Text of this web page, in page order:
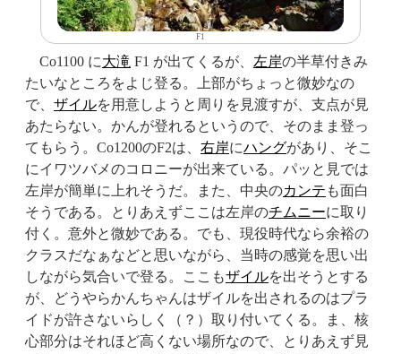
F1
Co1100 に大滝 F1 が出てくるが、 左岸の半草付きみ
たいなところをよじ登る。上部がちょっと微妙なの
で、 ザイルを用意しようと周りを見渡すが、支点が見
あたらない。かんが登れるというので、そのまま登っ
てもらう。Co1200のF2は、 右岸にハングがあり、そこ
にイワツバメのコロニーが出来ている。パッと見では
左岸が簡単に上れそうだ。また、中央のカンテ も面白
そうである。とりあえずここは左岸のチムニーに取り
付く。意外と微妙である。でも、現役時代なら余裕の
クラスだなぁなどと思いながら、当時の感覚を思い出
しながら気合いで登る。ここもザイルを出そうとする
が、どうやらかんちゃんはザイルを出されるのはプラ
イドが許さないらしく（？）取り付いてくる。ま、核
心部分はそれほど高くない場所なので、とりあえず見